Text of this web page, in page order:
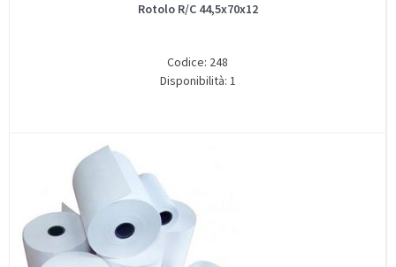
Rotolo R/C 44,5x70x12
Codice: 248
Disponibilità: 1